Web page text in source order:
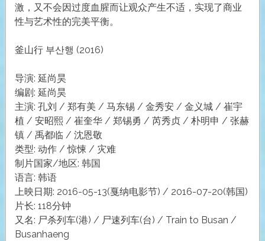
激，又不会因过度血腥而让观众产生不适，实现了商业
性与艺术性的完美平衡。
釜山行 부산행 (2016)
导演: 延尚昊
编剧: 延尚昊
主演: 孔刘 / 郑有美 / 马东锡 / 金秀安 / 金义城 / 崔宇
植 / 安昭熙 / 崔奎华 / 郑锡勇 / 芮秀贞 / 朴明申 / 张赫
镇 / 禹都临 / 沈恩敬
类型: 动作 / 惊悚 / 灾难
制片国家/地区: 韩国
语言: 韩语
上映日期: 2016-05-13(戛纳电影节) / 2016-07-20(韩国)
片长: 118分钟
又名: 尸杀列车(港) / 尸速列车(台) / Train to Busan /
Busanhaeng